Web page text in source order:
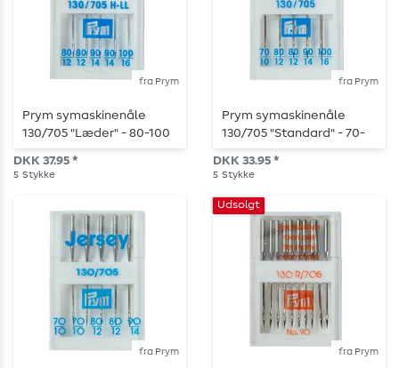
fra Prym
Prym symaskinenåle
130/705 "Læder" - 80-100
- 5 stk.
DKK 37.95 *
5 Stykke
fra Prym
Prym symaskinenåle
130/705 "Standard" - 70-
100 - 5 stk.
DKK 33.95 *
5 Stykke
fra Prym fra Prym
Udsolgt